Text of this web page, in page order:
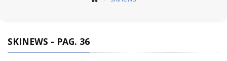
SKINEWS - PAG. 36